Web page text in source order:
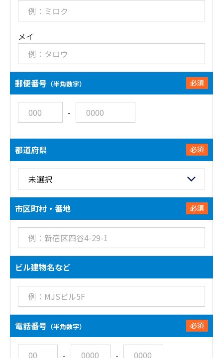
メイ
必須
郵便番号 （半角数字）
-
必須
都道府県
必須
市区町村・番地
ビル建物名など
必須
電話番号 （半角数字）
- -